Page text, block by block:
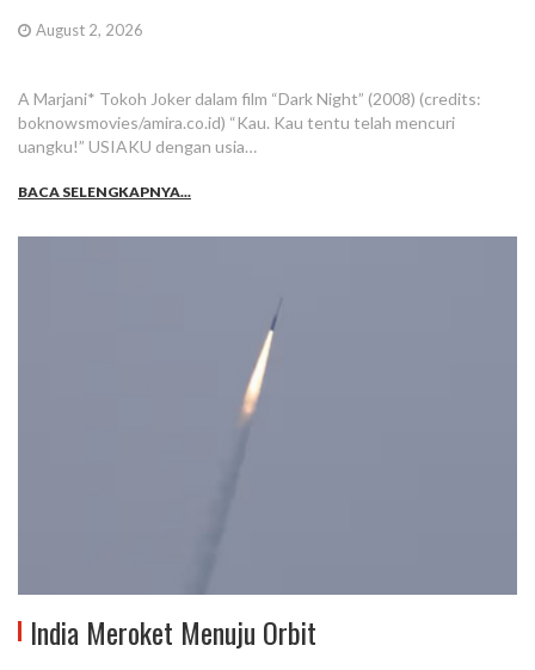
August 2, 2026
A Marjani* Tokoh Joker dalam film “Dark Night” (2008) (credits:
boknowsmovies/amira.co.id) “Kau. Kau tentu telah mencuri
uangku!” USIAKU dengan usia…
BACA SELENGKAPNYA...
India Meroket Menuju Orbit